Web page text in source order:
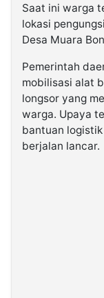
Saat ini warga
lokasi
Desa Muara
Pemerintah
mobilisasi alat
longsor yang
warga. Upaya
bantuan
berjalan lancar.